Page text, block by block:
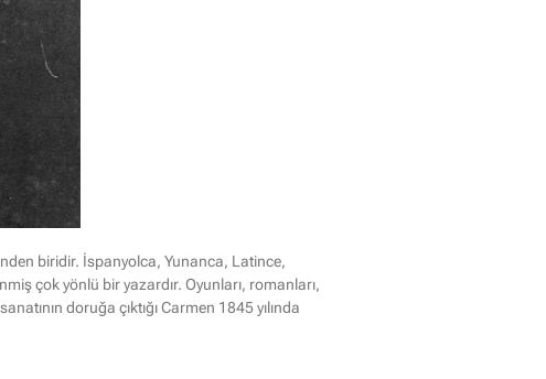
biridir. İspanyolca, Yunanca, Latince,
çok yönlü bir yazardır. Oyunları, romanları,
doruğa çıktığı Carmen 1845 yılında